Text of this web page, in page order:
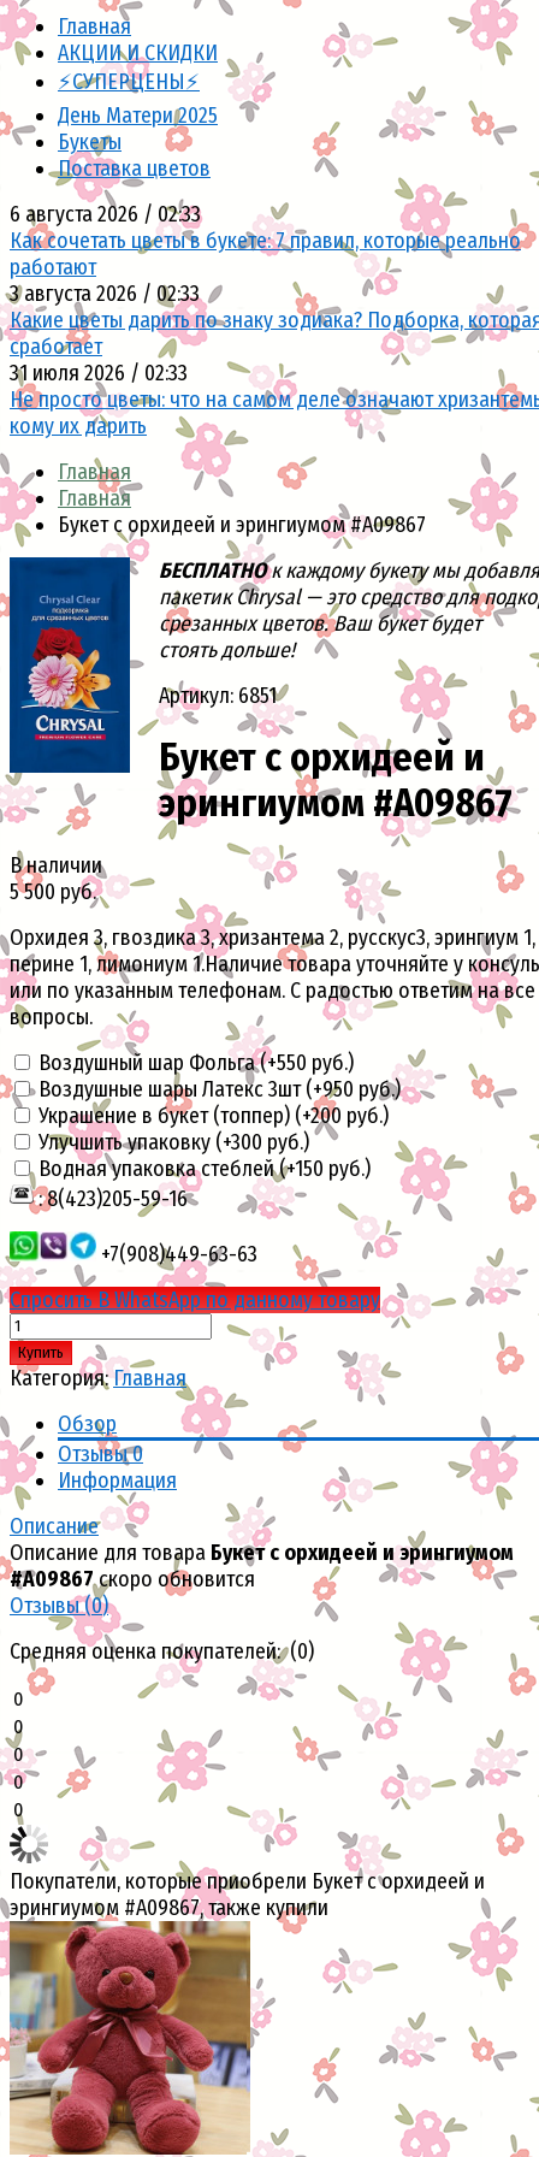
Главная
АКЦИИ И СКИДКИ
⚡СУПЕРЦЕНЫ⚡
День Матери 2025
Букеты
Поставка цветов
6 августа 2026 / 02:33
Как сочетать цветы в букете: 7 правил, которые реально
работают
3 августа 2026 / 02:33
Какие цветы дарить по знаку зодиака? Подборка,
сработает
31 июля 2026 / 02:33
Не просто цветы: что на самом деле означают
кому их дарить
Главная
Главная
Букет с орхидеей и эрингиумом #А09867
БЕСПЛАТНОк каждому букету мы
пакетик Chrysal — это средство для
срезанных цветов. Ваш букет будет
стоять дольше!
Артикул: 6851
Букет с орхидеей и
эрингиумом #А09867
В наличии
5 500 руб.
Орхидея 3, гвоздика 3, хризантема 2, русскус3, эрингиум 1,
перине 1, лимониум 1.Наличие товара уточняйте у
или по указанным телефонам. С радостью ответим на
вопросы.
Воздушный шар Фольга (+550 руб.)
Воздушные шары Латекс 3шт (+950 руб.)
Украшение в букет (топпер) (+200 руб.)
Улучшить упаковку (+300 руб.)
Водная упаковка стеблей (+150 руб.)
: 8(423)205-59-16
+7(908)449-63-63
Спросить В WhatsApp по данному товару
Купить
Категория:Главная
Обзор
Отзывы0
Информация
Описание
Описание для товара Букет с орхидеей и эрингиумом
#А09867скоро обновится
Отзывы (0)
Средняя оценка покупателей: (0)
0
0
0
0
0
Покупатели, которые приобрели Букет с орхидеей и
эрингиумом #А09867, также купили